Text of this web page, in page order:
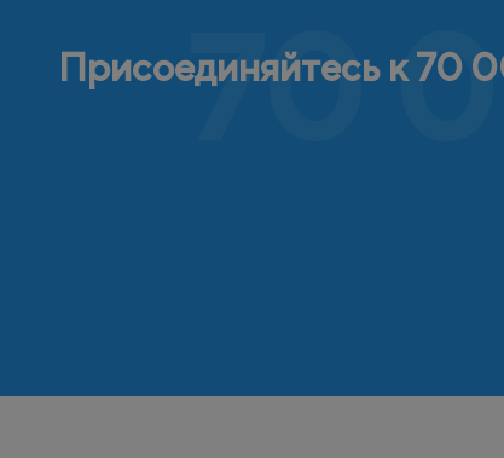
70
Присоединяйтесь к 70